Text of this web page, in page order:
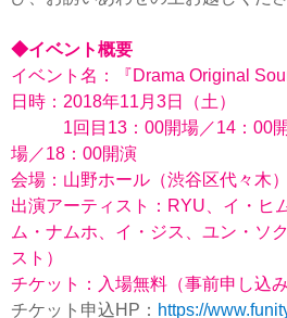
◆イベント概要
イベント名：『Drama Original
日時：2018年11月3日（土）
1回目13：00開場／14：00
場／18：00開演
会場：山野ホール（渋谷区代々木）
出演アーティスト：RYU、イ・ヒ
ム・ナムホ、イ・ジス、ユン・ソ
スト）
チケット：入場無料（事前申し込
チケット申込HP： https://